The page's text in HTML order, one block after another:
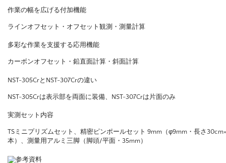
作業の幅を広げる付加機能
ラインオフセット・オフセット観測・測量計算
多彩な作業を支援する応用機能
カーボンオフセット・鉛直面計算・斜面計算
NST-305CrとNST-307Crの違い
NST-305Crは表示部を両面に装備、NST-307Crは片面のみ
実測セット内容
TSミニプリズムセット、精密ピンポールセット 9mm（φ9mm・長さ
本）、測量用アルミ三脚（脚頭/平面・35mm）
参考資料